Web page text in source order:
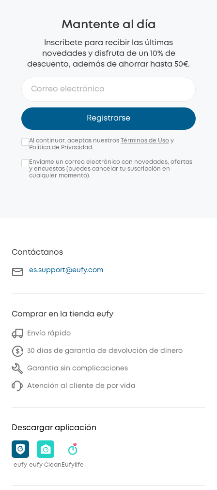
Mantente al día
Inscríbete para recibir las últimas
novedades y disfruta de un 10% de
descuento, además de ahorrar hasta 50€.
Registrarse
Al continuar, aceptas nuestros Términos de Uso y
Política de Privacidad.
Envíame un correo electrónico con novedades, ofertas
y encuestas (puedes cancelar tu suscripción en
cualquier momento).
Contáctanos
es.support@eufy.com
Comprar en la tienda eufy
Envío rápido
30 días de garantía de devolución de dinero
Garantía sin complicaciones
Atención al cliente de por vida
Descargar aplicación
eufy eufy Clean Eufylife